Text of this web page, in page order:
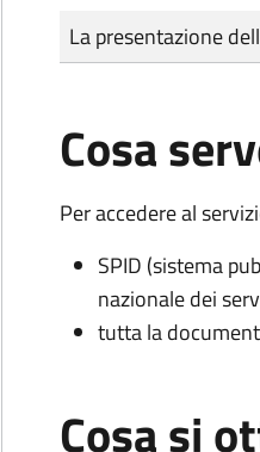
Tipo di pagamento
Importo
La presentazione
Cosa
Per accedere al
SPID (sistema
nazionale dei
tutta la
Cosa si